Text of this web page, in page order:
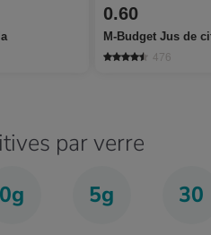
0.60
M-Budget Jus de
476
par verre
0g 5g 30